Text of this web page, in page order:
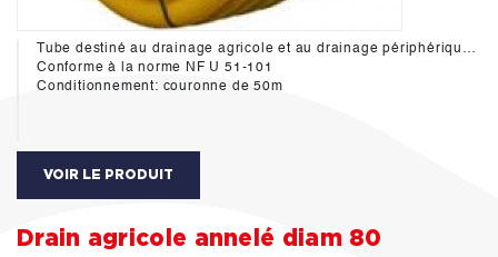
Tube destiné au drainage agricole et au drainage périphérique des bâtiments.
Conforme à la norme NF U 51-101
Conditionnement: couronne de 50m
VOIR LE PRODUIT
Drain agricole annelé diam 80